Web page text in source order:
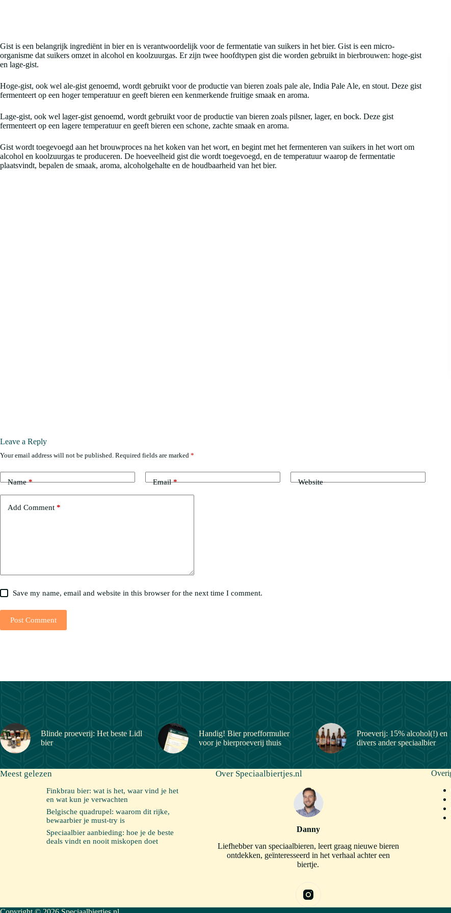
Gist is een belangrijk ingrediënt in bier en is verantwoordelijk voor de fermentatie van suikers in het bier. Gist is een micro-
organisme dat suikers omzet in alcohol en koolzuurgas. Er zijn twee hoofdtypen gist die worden gebruikt in bierbrouwen: hoge-gist
en lage-gist.
Hoge-gist, ook wel ale-gist genoemd, wordt gebruikt voor de productie van bieren zoals pale ale, India Pale Ale, en stout. Deze gist
fermenteert op een hoger temperatuur en geeft bieren een kenmerkende fruitige smaak en aroma.
Lage-gist, ook wel lager-gist genoemd, wordt gebruikt voor de productie van bieren zoals pilsner, lager, en bock. Deze gist
fermenteert op een lagere temperatuur en geeft bieren een schone, zachte smaak en aroma.
Gist wordt toegevoegd aan het brouwproces na het koken van het wort, en begint met het fermenteren van suikers in het wort om
alcohol en koolzuurgas te produceren. De hoeveelheid gist die wordt toegevoegd, en de temperatuur waarop de fermentatie
plaatsvindt, bepalen de smaak, aroma, alcoholgehalte en de houdbaarheid van het bier.
Leave a Reply
Your email address will not be published. Required fields are marked *
Name* Email* Website
Add Comment *
Save my name, email and website in this browser for the next time I comment.
Post Comment
Blinde proeverij: Het beste Lidl
bier
Handig! Bier proefformulier
voor je bierproeverij thuis
Proeverij: 15% alcohol(!) en
divers ander speciaalbier
Meest gelezen
Finkbrau bier: wat is het, waar vind je het
en wat kun je verwachten
Belgische quadrupel: waarom dit rijke,
bewaarbier je must-try is
Speciaalbier aanbieding: hoe je de beste
deals vindt en nooit miskopen doet
Over Speciaalbiertjes.nl
Danny
Liefhebber van speciaalbieren, leert graag nieuwe bieren
ontdekken, geïnteresseerd in het verhaal achter een
biertje.